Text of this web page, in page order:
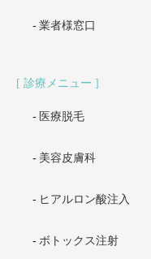
業者様窓口
診療メニュー
医療脱毛
美容皮膚科
ヒアルロン酸注入
ボトックス注射